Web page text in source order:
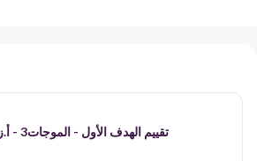
تقييم الهدف الأول - الموجات3 - أ.زينب محمد